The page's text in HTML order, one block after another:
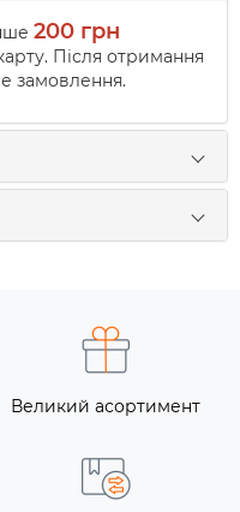
200 грн
Після отримання
замовлення.
Великий асортимент